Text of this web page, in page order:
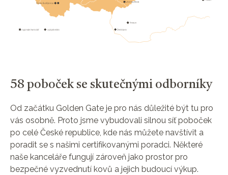
58 poboček se skutečnými odborníky
Od začátku Golden Gate je pro nás důležité být tu pro
vás osobně. Proto jsme vybudovali silnou síť poboček
po celé České republice, kde nás můžete navštívit a
poradit se s našimi certifikovanými poradci. Některé
naše kanceláře fungují zároveň jako prostor pro
bezpečné vyzvednutí kovů a jejich budoucí výkup.